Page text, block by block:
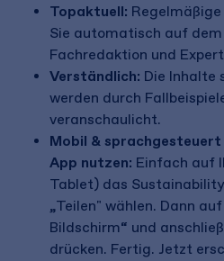
Topaktuell:
Sie automatisch auf
Fachredaktion und
Verständlich: Die Inhalte
werden durch
veranschaulicht.
Mobil &
App nutzen: Einfach auf
Tablet) das
„Teilen" wählen. Dann
Bildschirm“ und
drücken. Fertig. Jetzt